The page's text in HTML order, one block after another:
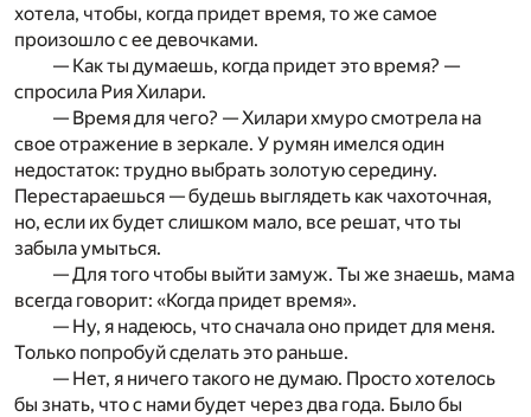
хотела, чтобы, когда придет время, то же самое
произошло с ее девочками.
— Как ты думаешь, когда придет это время? —
спросила Рия Хилари.
— Время для чего? — Хилари хмуро смотрела на
свое отражение в зеркале. У румян имелся один
недостаток: трудно выбрать золотую середину.
Перестараешься — будешь выглядеть как чахоточная,
но, если их будет слишком мало, все решат, что ты
забыла умыться.
— Для того чтобы выйти замуж. Ты же знаешь, мама
всегда говорит: «Когда придет время».
— Ну, я надеюсь, что сначала оно придет для меня.
Только попробуй сделать это раньше.
— Нет, я ничего такого не думаю. Просто хотелось
бы знать, что с нами будет через два года. Было бы